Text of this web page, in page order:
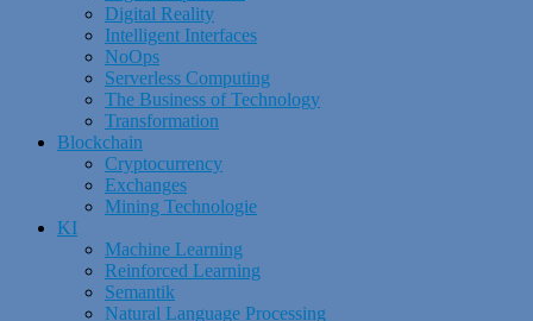
Digital Reality
Intelligent Interfaces
NoOps
Serverless Computing
The Business of Technology
Transformation
Blockchain
Cryptocurrency
Exchanges
Mining Technologie
KI
Machine Learning
Reinforced Learning
Semantik
Natural Language Processing